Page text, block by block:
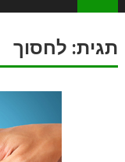
תגית: לחסוך